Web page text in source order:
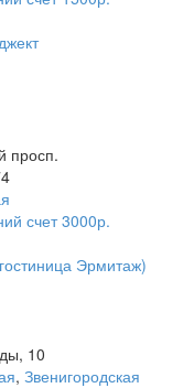
просп.
счет 3000р.
Эрмитаж)
10
, Звенигородская